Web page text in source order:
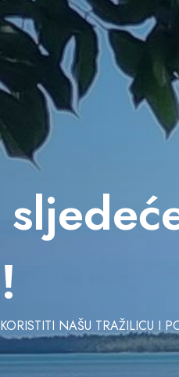
NAŠU TRAŽILICU I